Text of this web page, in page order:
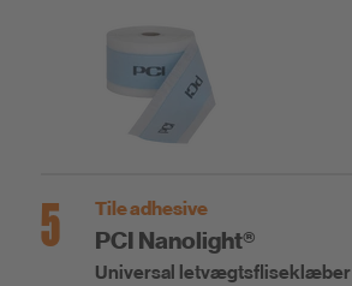
5 Tile adhesive
PCI Nanolight®
Universal letvægtsfliseklæber